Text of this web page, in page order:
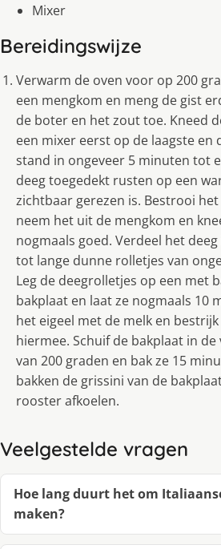
Mixer
Bereidingswijze
Verwarm de oven voor op 200
een mengkom en meng de gist
de boter en het zout toe. Kneed
een mixer eerst op de laagste en
stand in ongeveer 5 minuten tot
deeg toegedekt rusten op een
zichtbaar gerezen is. Bestrooi
neem het uit de mengkom en
nogmaals goed. Verdeel het
tot lange dunne rolletjes van
Leg de deegrolletjes op een met
bakplaat en laat ze nogmaals 10
het eigeel met de melk en
hiermee. Schuif de bakplaat in
van 200 graden en bak ze 15
bakken de grissini van de
rooster afkoelen.
Veelgestelde vragen
Hoe lang duurt het om
maken?